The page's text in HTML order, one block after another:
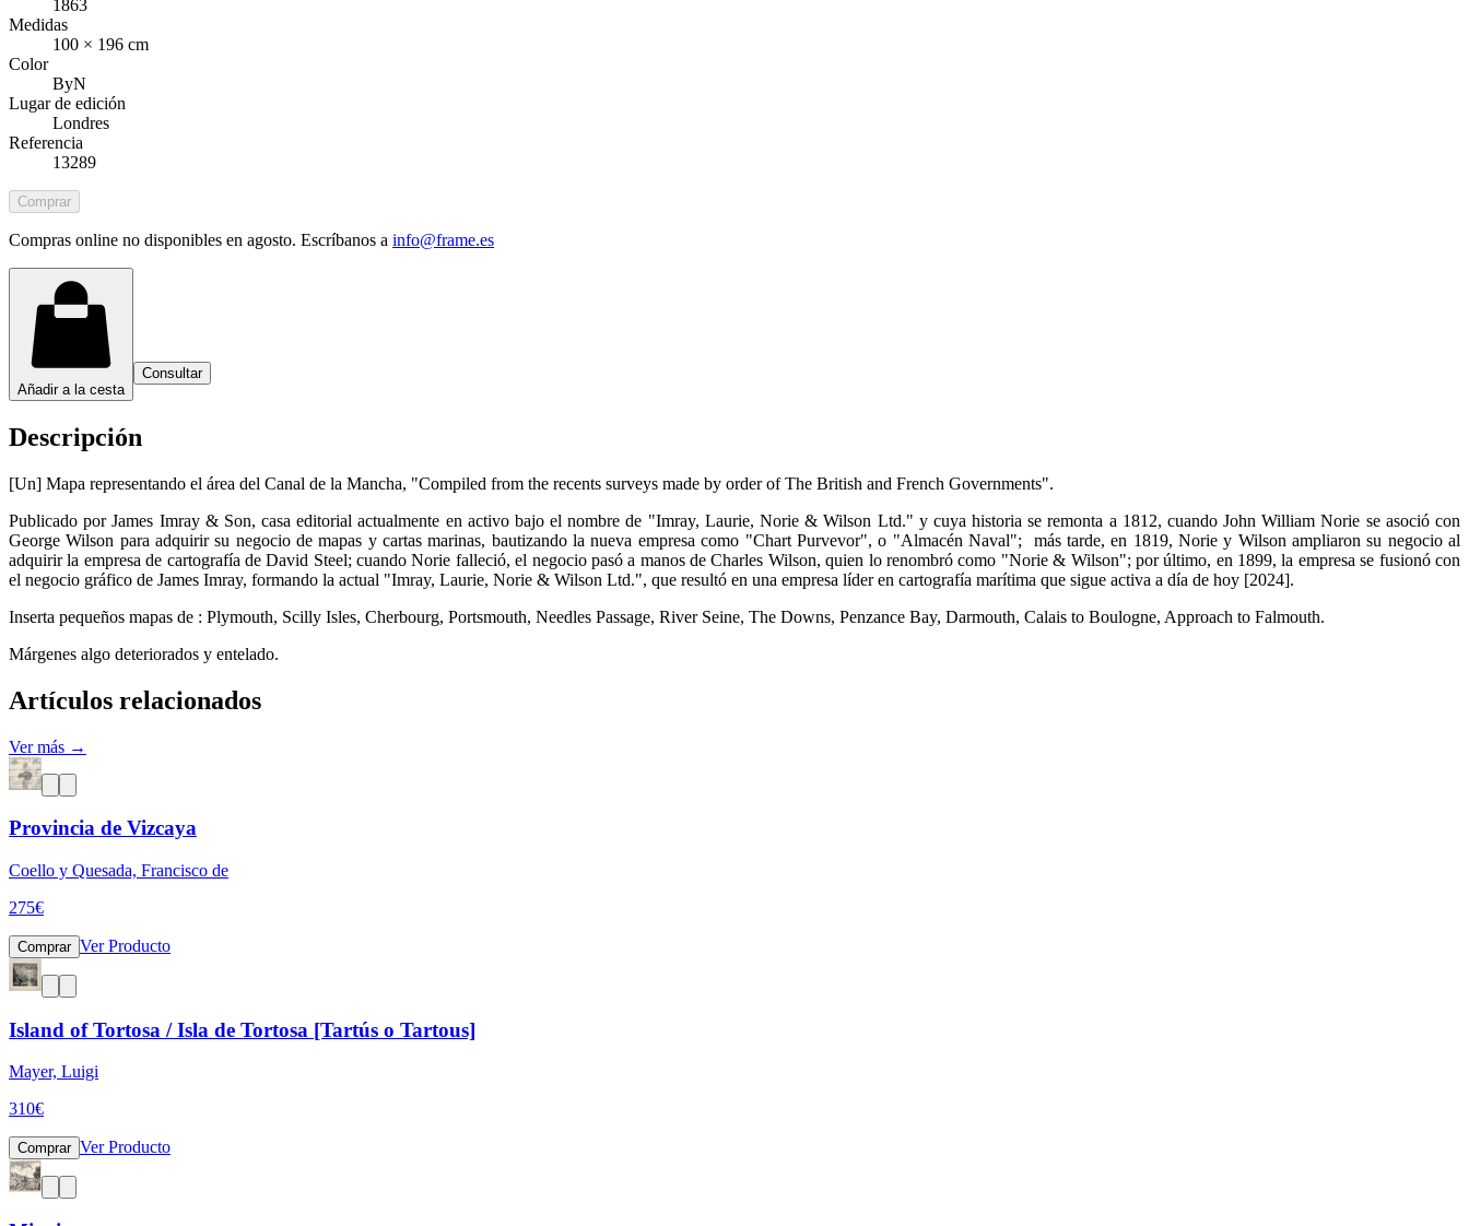
1863
Medidas
100 × 196 cm
Color
ByN
Lugar de edición
Londres
Referencia
13289
Comprar
Compras online no disponibles en agosto. Escríbanos a info@frame.es
Añadir a la cesta
Consultar
Descripción
[Un] Mapa representando el área del Canal de la Mancha, "Compiled from the recents surveys made by order of The British and French Governments".
Publicado por James Imray & Son, casa editorial actualmente en activo bajo el nombre de "Imray, Laurie, Norie & Wilson Ltd." y cuya historia se remonta a 1812, cuando John William Norie se asoció con
George Wilson para adquirir su negocio de mapas y cartas marinas, bautizando la nueva empresa como "Chart Purvevor", o "Almacén Naval"; más tarde, en 1819, Norie y Wilson ampliaron su negocio al
adquirir la empresa de cartografía de David Steel; cuando Norie falleció, el negocio pasó a manos de Charles Wilson, quien lo renombró como "Norie & Wilson"; por último, en 1899, la empresa se fusionó con
el negocio gráfico de James Imray, formando la actual "Imray, Laurie, Norie & Wilson Ltd.", que resultó en una empresa líder en cartografía marítima que sigue activa a día de hoy [2024].
Inserta pequeños mapas de : Plymouth, Scilly Isles, Cherbourg, Portsmouth, Needles Passage, River Seine, The Downs, Penzance Bay, Darmouth, Calais to Boulogne, Approach to Falmouth.
Márgenes algo deteriorados y entelado.
Artículos relacionados
Ver más →
Provincia de Vizcaya
Coello y Quesada, Francisco de
275€
Comprar Ver Producto
Island of Tortosa / Isla de Tortosa [Tartús o Tartous]
Mayer, Luigi
310€
Comprar Ver Producto